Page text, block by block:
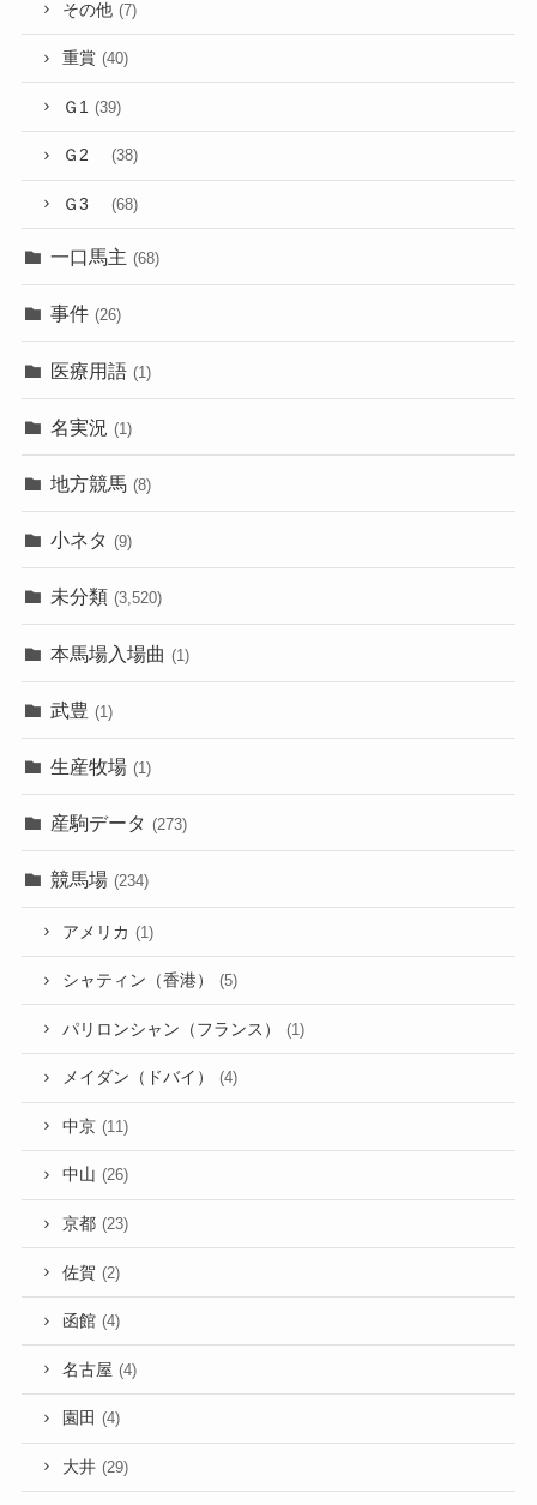
その他 (7)
重賞 (40)
Ｇ1 (39)
Ｇ2 (38)
Ｇ3 (68)
一口馬主 (68)
事件 (26)
医療用語 (1)
名実況 (1)
地方競馬 (8)
小ネタ (9)
未分類 (3,520)
本馬場入場曲 (1)
武豊 (1)
生産牧場 (1)
産駒データ (273)
競馬場 (234)
アメリカ (1)
シャティン（香港） (5)
パリロンシャン（フランス） (1)
メイダン（ドバイ） (4)
中京 (11)
中山 (26)
京都 (23)
佐賀 (2)
函館 (4)
名古屋 (4)
園田 (4)
大井 (29)